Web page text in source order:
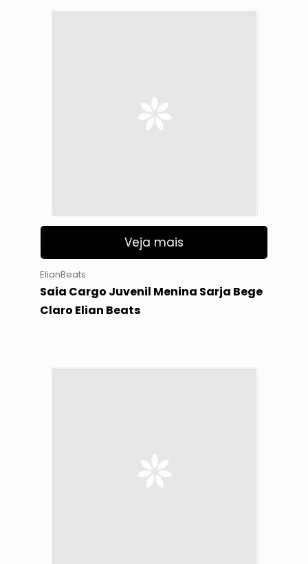
Veja mais
ElianBeats
Saia Cargo Juvenil Menina Sarja Bege
Claro Elian Beats